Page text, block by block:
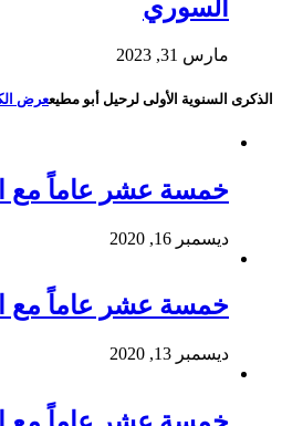
السوري
مارس 31, 2023
الذكرى السنوية الأولى لرحيل أبو مطيععرض
خمسة عشر عاماً مع
ديسمبر 16, 2020
خمسة عشر عاماً مع
ديسمبر 13, 2020